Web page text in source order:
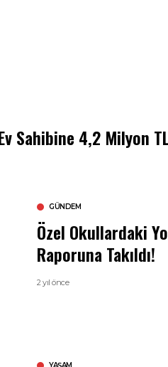
Sahibine 4,2 Milyon
GÜNDEM
Özel Okullardaki
Raporuna Takıldı!
2 yıl önce